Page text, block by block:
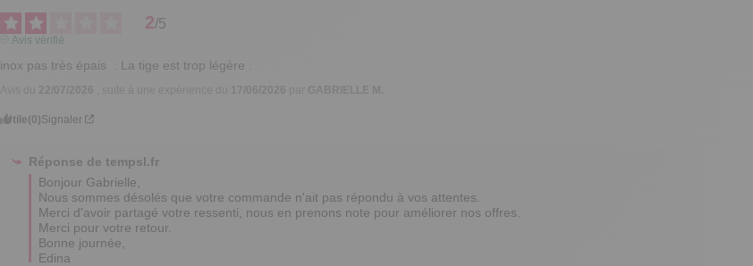
2/5
Avis vérifié
inox pas très épais  . La tige est trop légère .
22/07/2026 17/06/2026 par GABRIELLE M.
Utile(0)Signaler
Réponse detempsl.fr
Bonjour Gabrielle,
Nous sommes désolés que votre commande n'ait pas répondu à vos attentes.
Merci d'avoir partagé votre ressenti, nous en prenons note pour améliorer nos offres.
Merci pour votre retour.
Bonne journée,
Edina